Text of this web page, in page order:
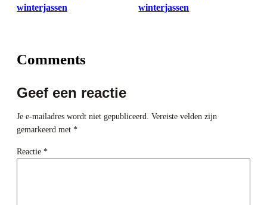
winterjassen
winterjassen
Comments
Geef een reactie
Je e-mailadres wordt niet gepubliceerd. Vereiste velden zijn
gemarkeerd met *
Reactie *